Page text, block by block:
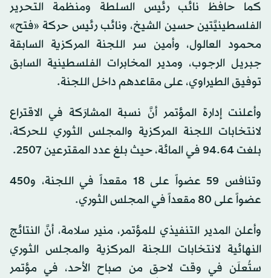
كما حافظ نائب رئيس السلطة ومنظمة التحرير
الفلسطينيَّتين حسين الشيخ، ونائب رئيس حركة «فتح»
محمود العالول، وأمين سر اللجنة المركزية السابقة
جبريل الرجوب، ومدير المخابرات الفلسطينية السابق
توفيق الطيراوي، على مقاعدهم داخل اللجنة.
وأعلنت إدارة المؤتمر أنَّ نسبة المشارَكة في الاقتراع
لانتخابات اللجنة المركزية والمجلس الثوري للحركة،
بلغت 94.64 في المائة، حيث بلغ عدد المقترعين 2507.
وتنافس 59 عضواً على 18 مقعداً في اللجنة، و450
عضواً على 80 مقعداً في المجلس الثوري.
وأعلن المدير التنفيذي للمؤتمر، منير سلامة، أنَّ النتائج
النهائية لانتخابات اللجنة المركزية والمجلس الثوري
ستُعلَن في وقت لاحق من صباح الأحد، في مؤتمر